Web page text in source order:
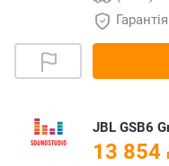
JBL GSB6
13 854